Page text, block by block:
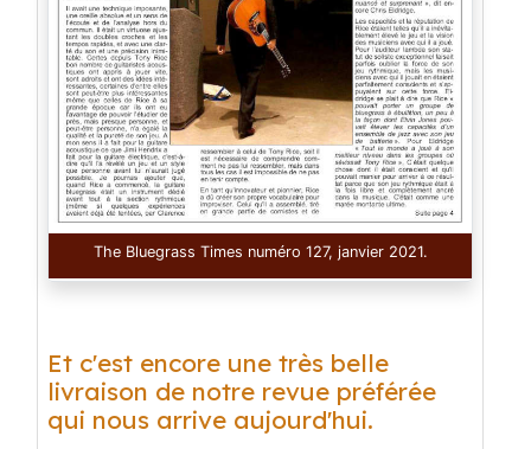
The Bluegrass Times numéro 127, janvier 2021.
Et c'est encore une très belle
livraison de notre revue préférée
qui nous arrive aujourd'hui.